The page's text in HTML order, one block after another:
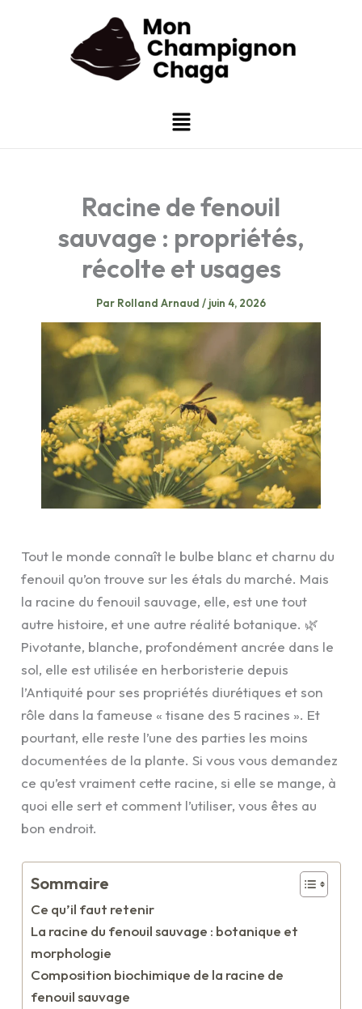
Menu
Racine de fenouil
sauvage : propriétés,
récolte et usages
Par Rolland Arnaud / juin 4, 2026
Tout le monde connaît le bulbe blanc et charnu du
fenouil qu’on trouve sur les étals du marché. Mais
la racine du fenouil sauvage, elle, est une tout
autre histoire, et une autre réalité botanique. 🌿
Pivotante, blanche, profondément ancrée dans le
sol, elle est utilisée en herboristerie depuis
l’Antiquité pour ses propriétés diurétiques et son
rôle dans la fameuse « tisane des 5 racines ». Et
pourtant, elle reste l’une des parties les moins
documentées de la plante. Si vous vous demandez
ce qu’est vraiment cette racine, si elle se mange, à
quoi elle sert et comment l’utiliser, vous êtes au
bon endroit.
Sommaire
Ce qu’il faut retenir
La racine du fenouil sauvage : botanique et
morphologie
Composition biochimique de la racine de
fenouil sauvage